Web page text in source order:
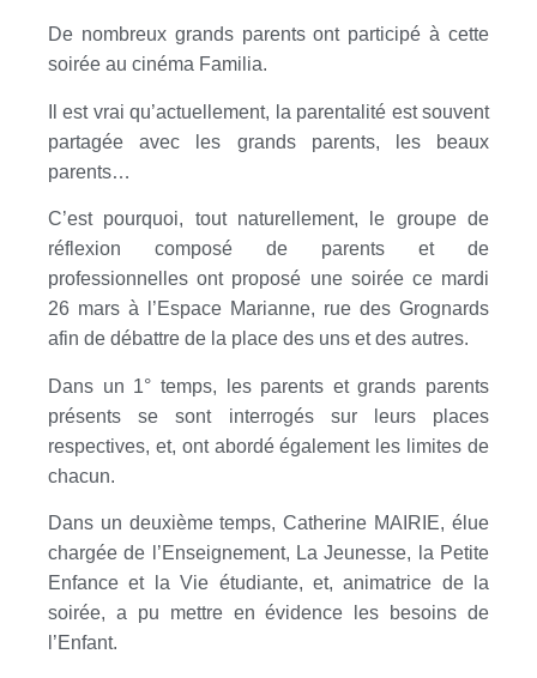
De nombreux grands parents ont participé à cette
soirée au cinéma Familia.
Il est vrai qu’actuellement, la parentalité est souvent
partagée avec les grands parents, les beaux
parents…
C’est pourquoi, tout naturellement, le groupe de
réflexion composé de parents et de
professionnelles ont proposé une soirée ce mardi
26 mars à l’Espace Marianne, rue des Grognards
afin de débattre de la place des uns et des autres.
Dans un 1° temps, les parents et grands parents
présents se sont interrogés sur leurs places
respectives, et, ont abordé également les limites de
chacun.
Dans un deuxième temps, Catherine MAIRIE, élue
chargée de l’Enseignement, La Jeunesse,
la Petite
Enfance et
la Vie étudiante, et, animatrice de la
soirée, a pu mettre en évidence les besoins de
l’Enfant.